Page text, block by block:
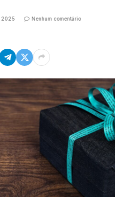
2025 Nenhum comentário